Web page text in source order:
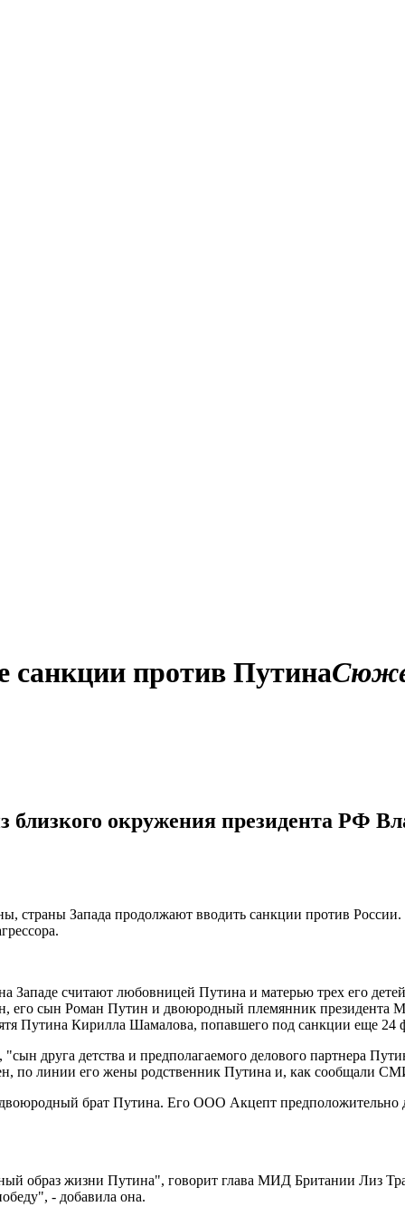
санкции против Путина
близкого окружения президента РФ
страны Запада продолжают вводить санкции против
Западе считают любовницей Путина и матерью трех его
его сын Роман Путин и двоюродный племянник президента
Путина Кирилла Шамалова, попавшего под санкции еще 24
друга детства и предполагаемого делового партнера
по линии его жены родственник Путина и, как сообщали
брат Путина. Его ООО Акцепт предположительно
образ жизни Путина", говорит глава МИД Британии Лиз
- добавила она.